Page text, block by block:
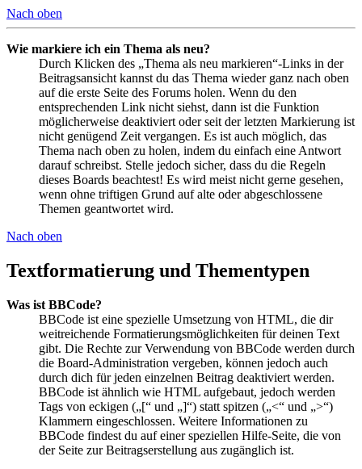
Nach oben
Wie markiere ich ein Thema als neu?
Durch Klicken des „Thema als neu markieren“-Links in der
Beitragsansicht kannst du das Thema wieder ganz nach oben
auf die erste Seite des Forums holen. Wenn du den
entsprechenden Link nicht siehst, dann ist die Funktion
möglicherweise deaktiviert oder seit der letzten Markierung ist
nicht genügend Zeit vergangen. Es ist auch möglich, das
Thema nach oben zu holen, indem du einfach eine Antwort
darauf schreibst. Stelle jedoch sicher, dass du die Regeln
dieses Boards beachtest! Es wird meist nicht gerne gesehen,
wenn ohne triftigen Grund auf alte oder abgeschlossene
Themen geantwortet wird.
Nach oben
Textformatierung und Thementypen
Was ist BBCode?
BBCode ist eine spezielle Umsetzung von HTML, die dir
weitreichende Formatierungsmöglichkeiten für deinen Text
gibt. Die Rechte zur Verwendung von BBCode werden durch
die Board-Administration vergeben, können jedoch auch
durch dich für jeden einzelnen Beitrag deaktiviert werden.
BBCode ist ähnlich wie HTML aufgebaut, jedoch werden
Tags von eckigen („[“ und „]“) statt spitzen („<“ und „>“)
Klammern eingeschlossen. Weitere Informationen zu
BBCode findest du auf einer speziellen Hilfe-Seite, die von
der Seite zur Beitragserstellung aus zugänglich ist.